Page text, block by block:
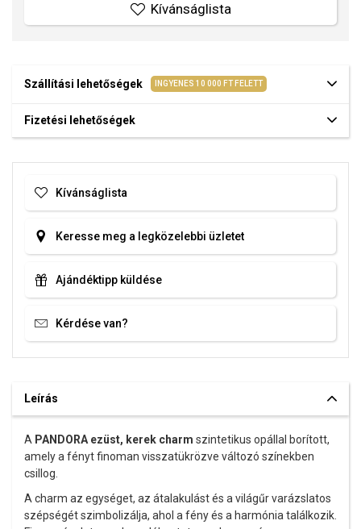
Kívánságlista
Szállítási lehetőségek INGYENES 10 000 FT FELETT
Fizetési lehetőségek
Kívánságlista
Keresse meg a legközelebbi üzletet
Ajándéktipp küldése
Kérdése van?
Leírás
A PANDORA ezüst, kerek charm szintetikus opállal borított,
amely a fényt finoman visszatükrözve változó színekben
csillog.
A charm az egységet, az átalakulást és a világűr varázslatos
szépségét szimbolizálja, ahol a fény és a harmónia találkozik.